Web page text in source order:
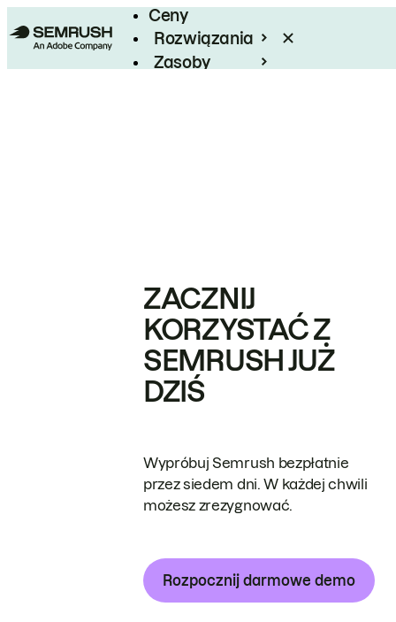
Ceny
Rozwiązania
Zasoby
ZACZNIJ
KORZYSTAĆ Z
SEMRUSH JUŻ
DZIŚ
Wypróbuj Semrush bezpłatnie
przez siedem dni. W każdej chwili
możesz zrezygnować.
Rozpocznij darmowe demo